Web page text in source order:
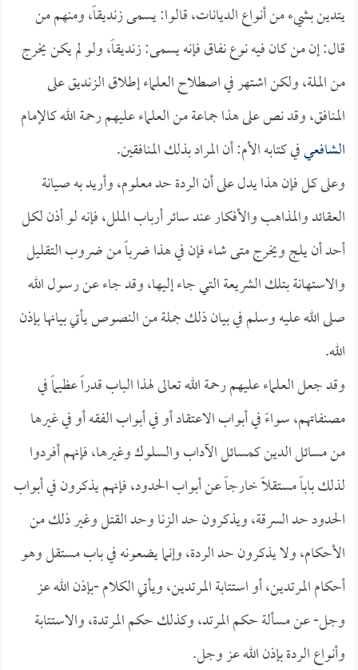
يتدين بشيء من أنواع الديانات، قالوا: يسمى زنديقاً، ومنهم من
قال: إن من كان فيه نوع نفاق فإنه يسمى: زنديقاً، ولو لم يكن يخرج
من الملة، ولكن اشتهر في اصطلاح العلماء إطلاق الزنديق على
المنافق، وقد نص على هذا جماعة من العلماء عليهم رحمة الله كالإمام
الشافعيفي كتابه الأم: أن المراد بذلك المنافقين.
وعلى كل فإن هذا يدل على أن الردة حد معلوم، وأريد به صيانة
العقائد والمذاهب والأفكار عند سائر أرباب الملل، فإنه لو أذن لكل
أحد أن يلج ويخرج متى شاء فإن في هذا ضرباً من ضروب التقليل
والاستهانة بتلك الشريعة التي جاء إليها، وقد جاء عن رسول الله
صلى الله عليه وسلم في بيان ذلك جملة من النصوص يأتي بيانها بإذن
الله.
وقد جعل العلماء عليهم رحمة الله تعالى لهذا الباب قدراً عظيماً في
مصنفاتهم، سواءً في أبواب الاعتقاد أو في أبواب الفقه أو في غيرها
من مسائل الدين كمسائل الآداب والسلوك وغيرها، فإنهم أفردوا
لذلك باباً مستقلاً خارجاً عن أبواب الحدود، فإنهم يذكرون في أبواب
الحدود حد السرقة، ويذكرون حد الزنا وحد القتل وغير ذلك من
الأحكام، ولا يذكرون حد الردة، وإنما يضعونه في باب مستقل وهو
أحكام المرتدين، أو استتابة المرتدين، ويأتي الكلام -بإذن الله عز
وجل- عن مسألة حكم المرتد، وكذلك حكم المرتدة، والاستتابة
وأنواع الردة بإذن الله عز وجل.